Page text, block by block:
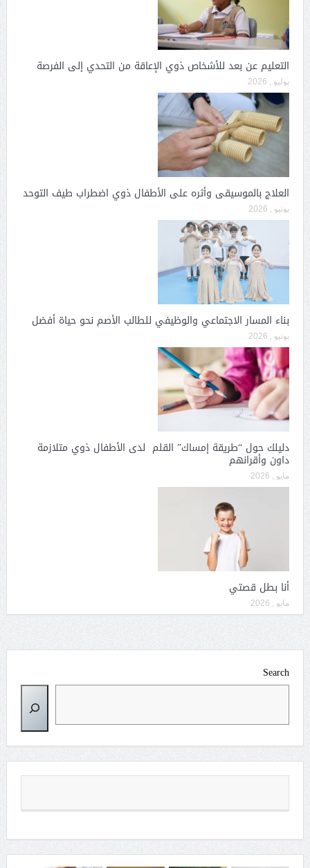
التعليم عن بعد للأشخاص ذوي الإعاقة من التحدي إلى الفرصة
يوليو , 2026
العلاج بالموسيقى وأثره على الأطفال ذوي اضطراب طيف التوحد
يونيو , 2026
بناء المسار الاجتماعي والوظيفي للطالب الأصم نحو حياة أفضل
يونيو , 2026
دليلك حول “طريقة إمساك” القلم لدى الأطفال ذوي متلازمة
داون وأقرانهم
مايو , 2026
أنا بطل قصتي
مايو , 2026
Search